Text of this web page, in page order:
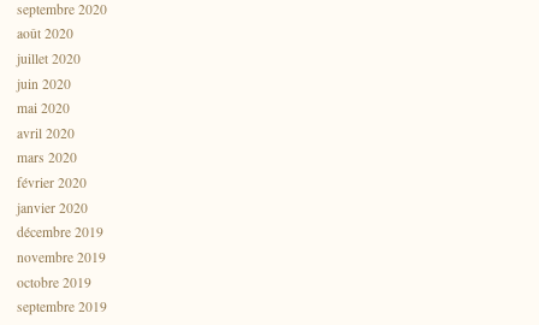
septembre 2020
août 2020
juillet 2020
juin 2020
mai 2020
avril 2020
mars 2020
février 2020
janvier 2020
décembre 2019
novembre 2019
octobre 2019
septembre 2019